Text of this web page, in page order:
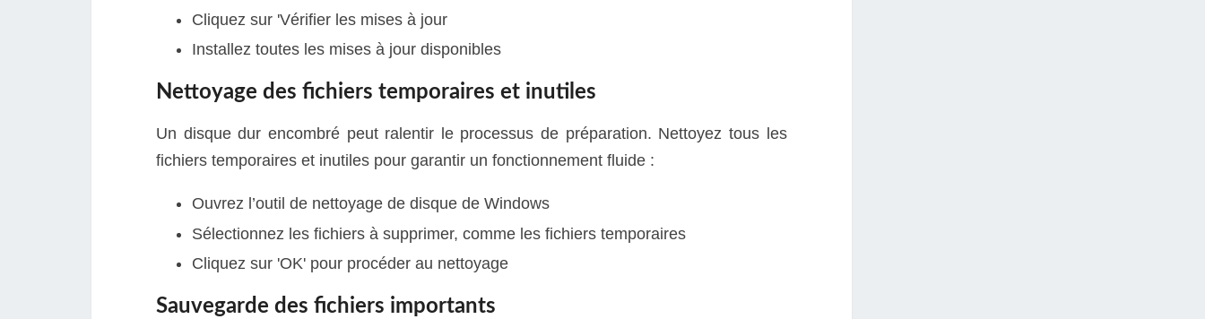
Cliquez sur 'Vérifier les mises à jour
Installez toutes les mises à jour disponibles
Nettoyage des fichiers temporaires et inutiles
Un disque dur encombré peut ralentir le processus de préparation. Nettoyez tous les
fichiers temporaires et inutiles pour garantir un fonctionnement fluide :
Ouvrez l’outil de nettoyage de disque de Windows
Sélectionnez les fichiers à supprimer, comme les fichiers temporaires
Cliquez sur 'OK' pour procéder au nettoyage
Sauvegarde des fichiers importants